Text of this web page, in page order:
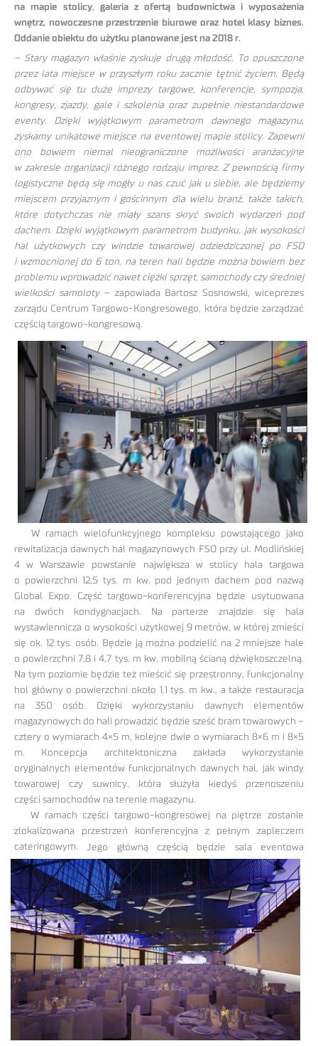
na mapie stolicy, galeria z ofertą budownictwa i wyposażenia
wnętrz, nowoczesne przestrzenie biurowe oraz hotel klasy biznes.
Oddanie obiektu do użytku planowane jest na 2018 r.
– Stary magazyn właśnie zyskuje drugą młodość. To opuszczone
przez lata miejsce w przyszłym roku zacznie tętnić życiem. Będą
odbywać się tu duże imprezy targowe, konferencje, sympozja,
kongresy, zjazdy, gale i szkolenia oraz zupełnie niestandardowe
eventy. Dzięki wyjątkowym parametrom dawnego magazynu,
zyskamy unikatowe miejsce na eventowej mapie stolicy. Zapewni
ono bowiem niemal nieograniczone możliwości aranżacyjne
w zakresie organizacji różnego rodzaju imprez. Z pewnością firmy
logistyczne będą się mogły u nas czuć jak u siebie, ale będziemy
miejscem przyjaznym i gościnnym dla wielu branż, także takich,
które dotychczas nie miały szans skryć swoich wydarzeń pod
dachem. Dzięki wyjątkowym parametrom budynku, jak wysokości
hal użytkowych czy windzie towarowej odziedziczonej po FSO
i wzmocnionej do 6 ton, na teren hali będzie można bowiem bez
problemu wprowadzić nawet ciężki sprzęt, samochody czy średniej
wielkości samoloty– zapowiada Bartosz Sosnowski, wiceprezes
zarządu Centrum Targowo-Kongresowego, która będzie zarządzać
częścią targowo-kongresową.
W ramach wielofunkcyjnego kompleksu powstającego jako
rewitalizacja dawnych hal magazynowych FSO przy ul. Modlińskiej
4 w Warszawie powstanie największa w stolicy hala targowa
o powierzchni 12,5 tys. m kw. pod jednym dachem pod nazwą
Global Expo. Część targowo-konferencyjna będzie usytuowana
na dwóch kondygnacjach. Na parterze znajdzie się hala
wystawiennicza o wysokości użytkowej 9 metrów, w której zmieści
się ok. 12 tys. osób. Będzie ją można podzielić na 2 mniejsze hale
o powierzchni 7,8 i 4,7 tys. m kw. mobilną ścianą dźwiękoszczelną.
Na tym poziomie będzie też mieścić się przestronny, funkcjonalny
hol główny o powierzchni około 1,1 tys. m kw., a także restauracja
na 350 osób. Dzięki wykorzystaniu dawnych elementów
magazynowych do hali prowadzić będzie sześć bram towarowych –
cztery o wymiarach 4×5 m, kolejne dwie o wymiarach 8×6 m i 8×5
m. Koncepcja architektoniczna zakłada wykorzystanie
oryginalnych elementów funkcjonalnych dawnych hal, jak windy
towarowej czy suwnicy, która służyła kiedyś przenoszeniu
części samochodów na terenie magazynu.
W ramach części targowo-kongresowej na piętrze zostanie
zlokalizowana przestrzeń konferencyjna z pełnym zapleczem
cateringowym. Jego główną częścią będzie sala eventowa